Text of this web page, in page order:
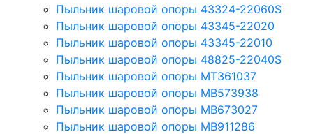
Пыльник шаровой опоры 43324-22060S
Пыльник шаровой опоры 43345-22020
Пыльник шаровой опоры 43345-22010
Пыльник шаровой опоры 48825-22040S
Пыльник шаровой опоры MT361037
Пыльник шаровой опоры MB573938
Пыльник шаровой опоры MB673027
Пыльник шаровой опоры MB911286